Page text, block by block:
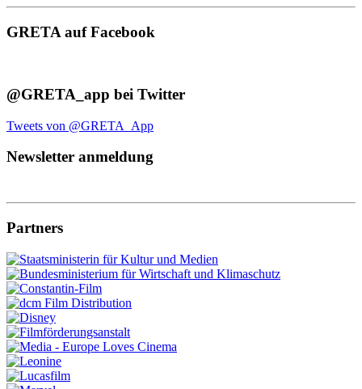
GRETA auf Facebook
@GRETA_app bei Twitter
Tweets von @GRETA_App
Newsletter anmeldung
Partners